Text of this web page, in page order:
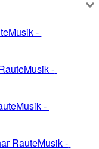
-
-
-
RauteMusik -